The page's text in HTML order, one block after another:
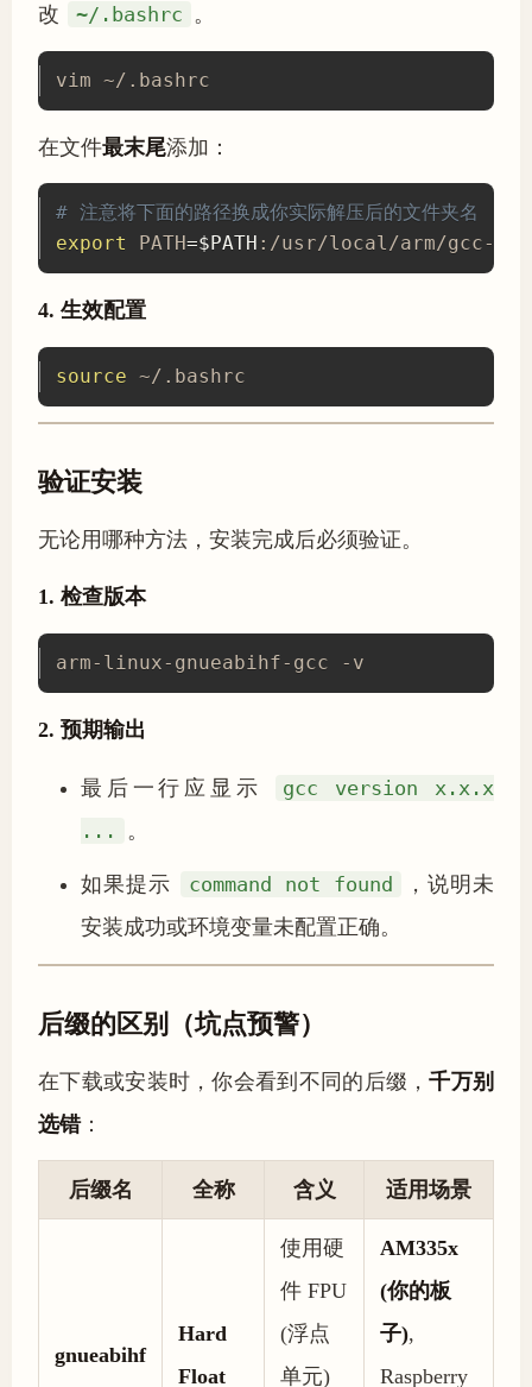
改
~/.bashrc 。
vim ~/.bashrc
在文件最末尾添加：
# 注意将下面的路径换成你实际解压后的文件夹名
export
PATH=$PATH :/usr/local/arm/gcc-
4. 生效配置
source ~/.bashrc
验证安装
无论用哪种方法，安装完成后必须验证。
1. 检查版本
arm-linux-gnueabihf-gcc -v
2. 预期输出
最后一行应显示
gcc version x.x.x
...
。
如果提示 command not found
，说明未
安装成功或环境变量未配置正确。
后缀的区别（坑点预警）
在下载或安装时，你会看到不同的后缀，千万别
选错：
后缀名 全称 含义 适用场景
gnueabihf
Hard
Float
使用硬
件 FPU
(浮点
单元)
AM335x
(你的板
子),
Raspberry